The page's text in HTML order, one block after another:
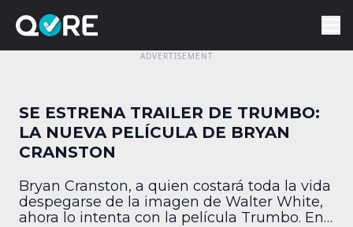
SE ESTRENA TRAILER DE TRUMBO:
LA NUEVA PELÍCULA DE BRYAN
CRANSTON
Bryan Cranston, a quien costará toda la vida
despegarse de la imagen de Walter White,
ahora lo intenta con la película Trumbo. En